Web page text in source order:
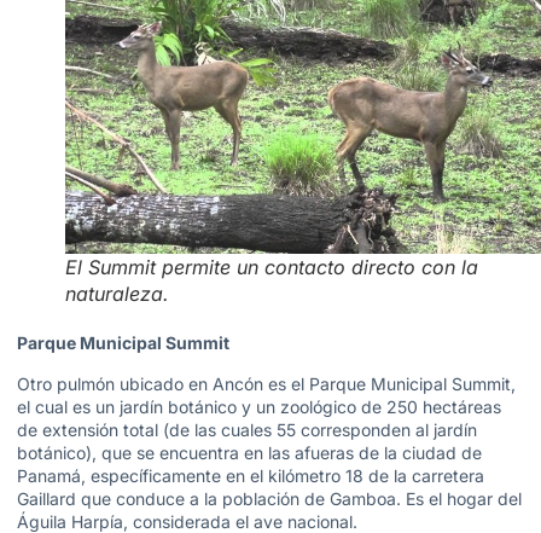
El Summit permite un contacto directo con la
naturaleza.
Parque Municipal Summit
Otro pulmón ubicado en Ancón es el Parque Municipal Summit,
el cual es un jardín botánico y un zoológico de 250 hectáreas
de extensión total (de las cuales 55 corresponden al jardín
botánico), que se encuentra en las afueras de la ciudad de
Panamá, específicamente en el kilómetro 18 de la carretera
Gaillard que conduce a la población de Gamboa. Es el hogar del
Águila Harpía, considerada el ave nacional.